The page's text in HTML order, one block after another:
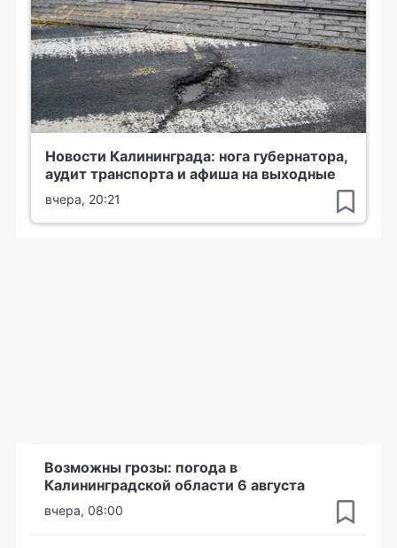
Новости Калининграда: нога губернатора,
аудит транспорта и афиша на выходные
вчера, 20:21
Возможны грозы: погода в
Калининградской области 6 августа
вчера, 08:00